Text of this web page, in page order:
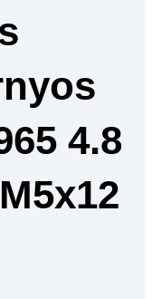
4.8